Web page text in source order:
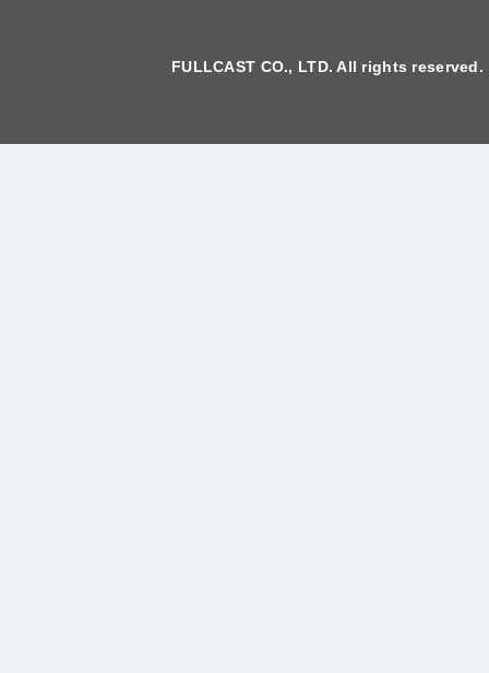
FULLCAST CO., LTD. All rights reserved.